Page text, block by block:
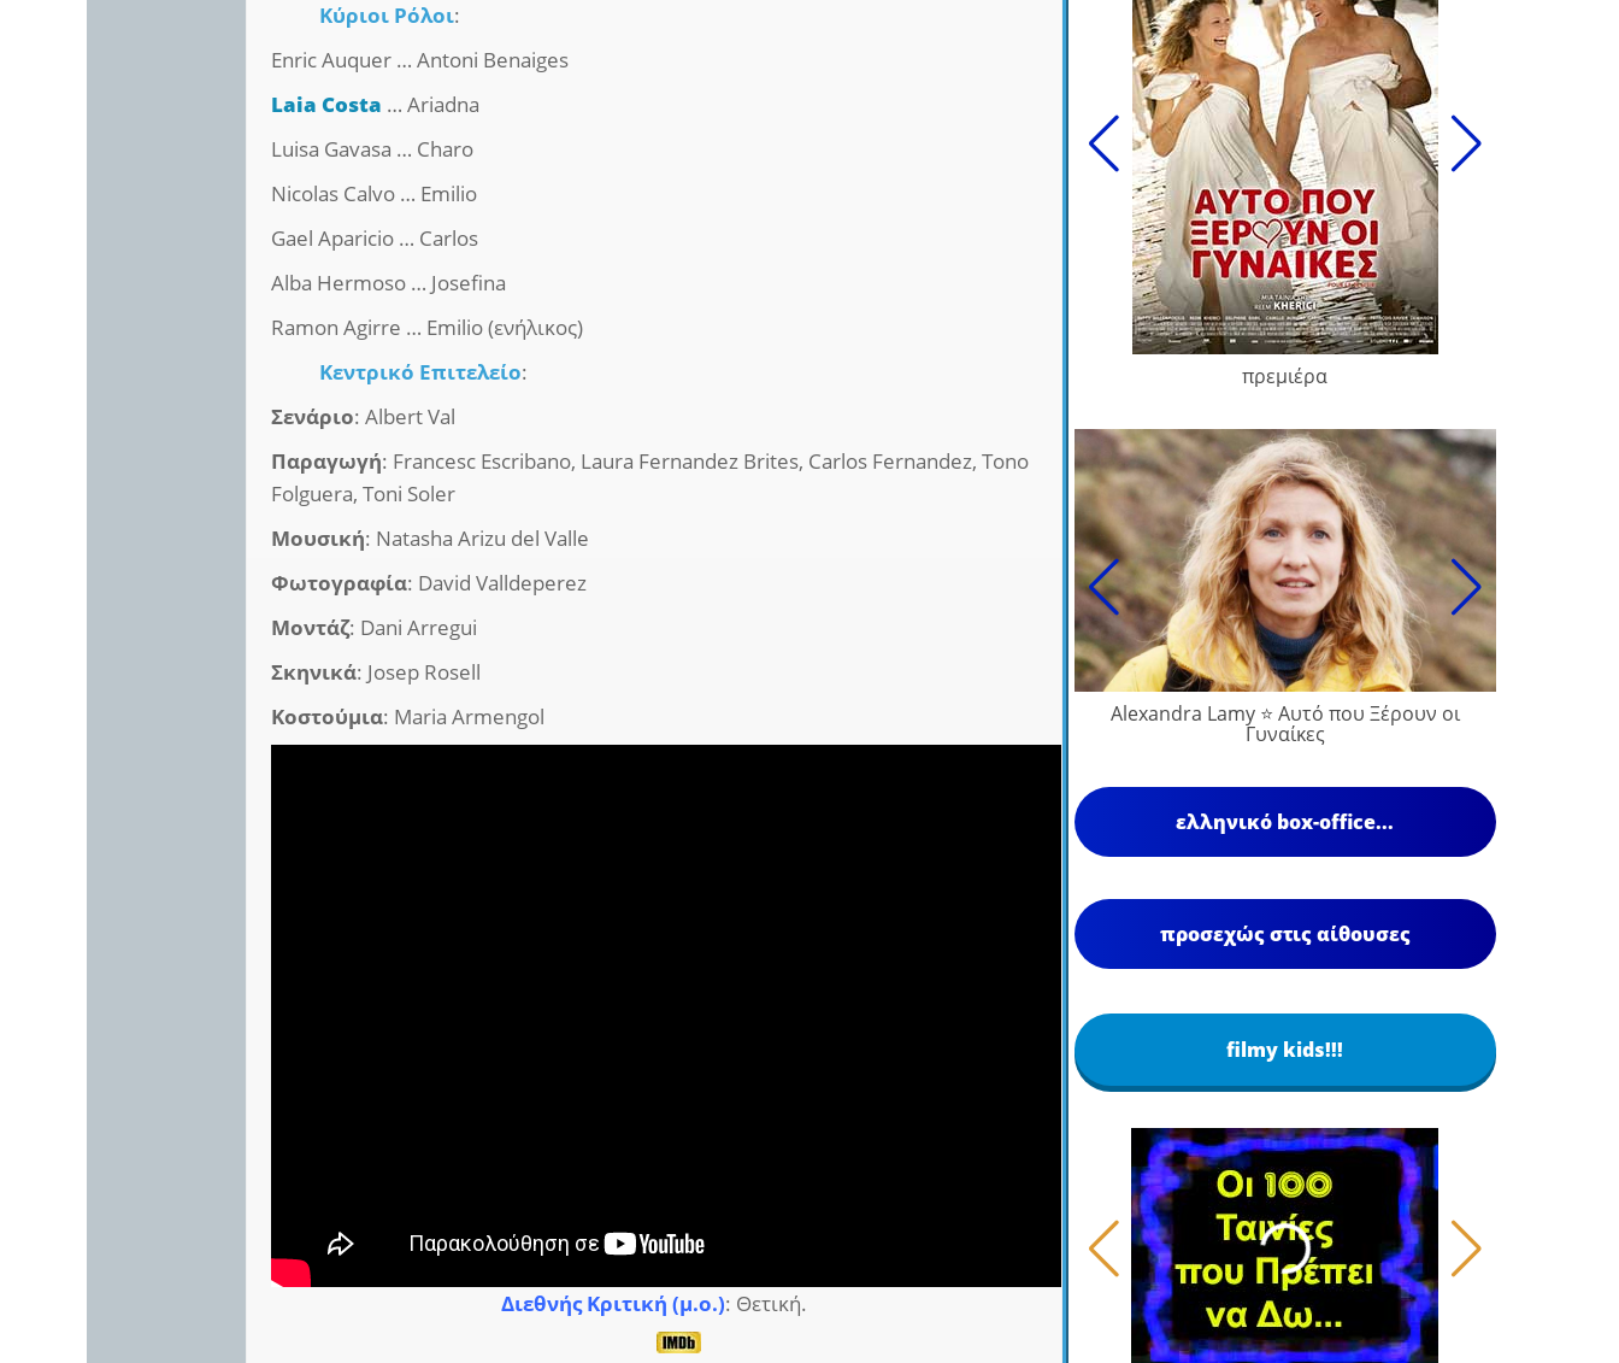
Κύριοι Ρόλοι:
Enric Auquer … Antoni Benaiges
Laia Costa … Ariadna
Luisa Gavasa … Charo
Nicolas Calvo … Emilio
Gael Aparicio … Carlos
Alba Hermoso … Josefina
Ramon Agirre … Emilio (ενήλικος)
Κεντρικό Επιτελείο:
Σενάριο: Albert Val
Παραγωγή: Francesc Escribano, Laura Fernandez Brites, Carlos Fernandez, Tono
Folguera, Toni Soler
Μουσική: Natasha Arizu del Valle
Φωτογραφία: David Valldeperez
Μοντάζ: Dani Arregui
Σκηνικά: Josep Rosell
Κοστούμια: Maria Armengol
Διεθνής Κριτική (μ.ο.): Θετική.
πρεμιέρα
Alexandra Lamy ⭐ Αυτό που Ξέρουν οι
Γυναίκες
ελληνικό box-office...
προσεχώς στις αίθουσες
filmy kids!!!